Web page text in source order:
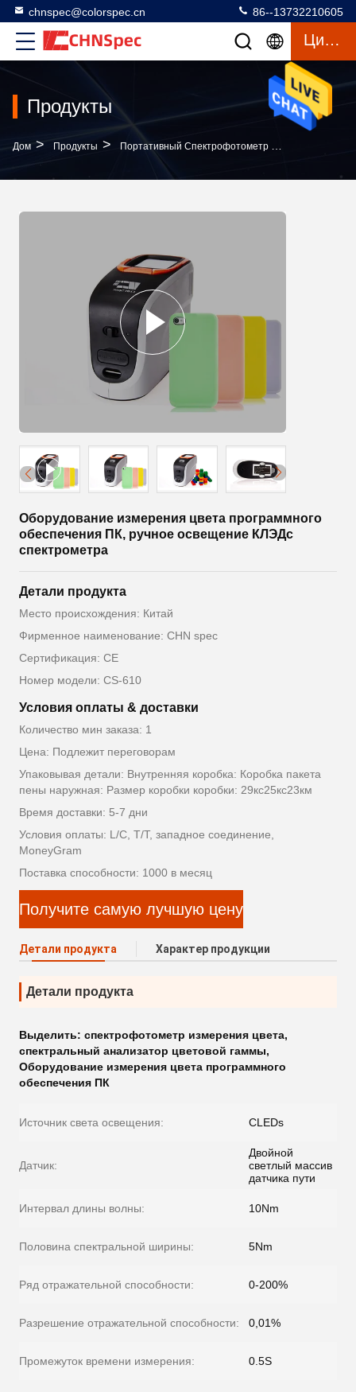
chnspec@colorspec.cn 86--13732210605
Цитата
Продукты
Дом > Продукты > Портативный Спектрофотометр Цвета
Оборудование измерения цвета программного
обеспечения ПК, ручное освещение КЛЭДс
спектрометра
Детали продукта
Место происхождения: Китай
Фирменное наименование: CHN spec
Сертификация: CE
Номер модели: CS-610
Условия оплаты & доставки
Количество мин заказа: 1
Цена: Подлежит переговорам
Упаковывая детали: Внутренняя коробка: Коробка пакета
пены наружная: Размер коробки коробки: 29кс25кс23км
Время доставки: 5-7 дни
Условия оплаты: L/C, T/T, западное соединение,
MoneyGram
Поставка способности: 1000 в месяц
Получите самую лучшую цену
Детали продукта Характер продукции
Детали продукта
Выделить: спектрофотометр измерения цвета,
спектральный анализатор цветовой гаммы,
Оборудование измерения цвета программного
обеспечения ПК
Источник света освещения: CLEDs
Датчик:
Двойной
светлый массив
датчика пути
Интервал длины волны: 10Nm
Половина спектральной ширины: 5Nm
Ряд отражательной способности: 0-200%
Разрешение отражательной способности: 0,01%
Промежуток времени измерения: 0.5S